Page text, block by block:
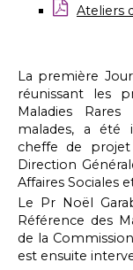
Ateliers
La première
réunissant les
Maladies
malades, a été
cheffe de
Direction
Affaires Sociales
Le Pr Noël
Référence des
de la
est ensuite